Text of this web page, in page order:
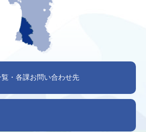
・各課お問い合わせ先